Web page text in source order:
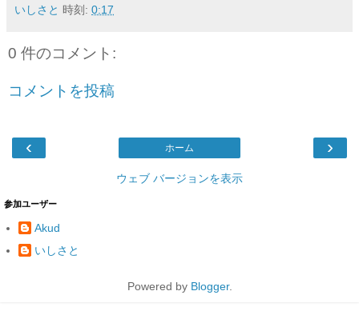
いしさと 時刻: 0:17
0 件のコメント:
コメントを投稿
‹ ›
ホーム
ウェブ バージョンを表示
参加ユーザー
Akud
いしさと
Powered by Blogger.